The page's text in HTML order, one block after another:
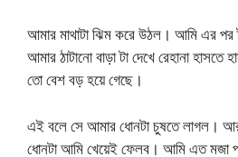
আমার মাথাটা ঝিম করে উঠল। আমি এর পর
আমার ঠাটানো বাড়া টা দেখে রেহানা
তো বেশ বড় হয়ে গেছে।
এই বলে সে আমার ধোনটা চুষতে লাগল।
ধোনটা আমি খেয়েই ফেলব। আমি এত মজা